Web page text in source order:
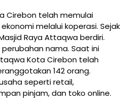
Cirebon telah memulai
melalui koperasi. Sejak
Raya Attaqwa berdiri.
nama. Saat ini
Kota Cirebon telah
142 orang.
seperti retail,
pinjam, dan toko online.